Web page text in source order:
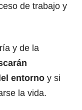
de trabajo y
y de la
entorno y si
la vida.